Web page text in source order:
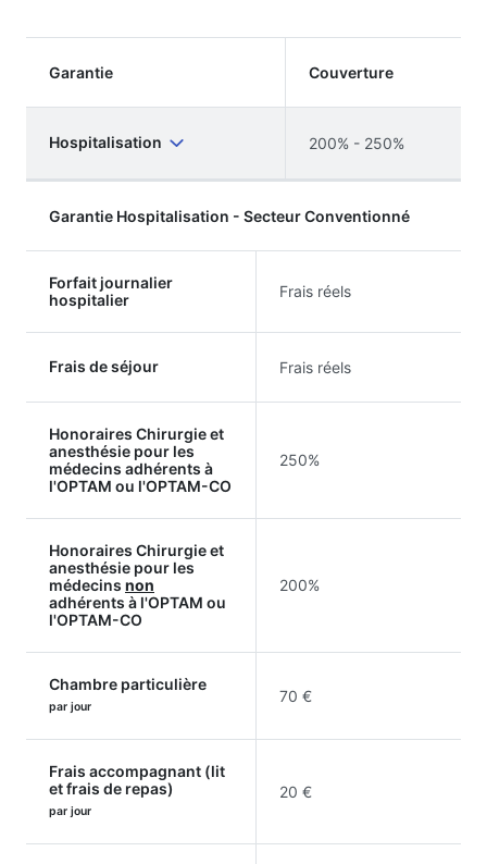
Garantie Couverture
Hospitalisation 200% - 250%
Garantie Hospitalisation - Secteur Conventionné
Forfait journalier
hospitalier
Frais réels
Frais de séjour Frais réels
Honoraires Chirurgie et
anesthésie pour les
médecins adhérents à
l'OPTAM ou l'OPTAM-CO
250%
Honoraires Chirurgie et
anesthésie pour les
médecins non
adhérents à l'OPTAM ou
l'OPTAM-CO
200%
Chambre particulière
par jour
70 €
Frais accompagnant (lit
et frais de repas)
par jour
20 €